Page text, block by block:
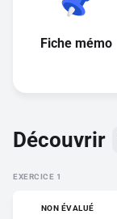
Se connecter
Fiche mémo
Découvrir
EXERCICE
NON ÉVALUÉ